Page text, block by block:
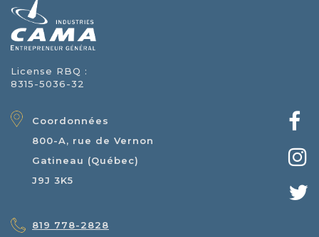
License RBQ :
8315-5036-32
Coordonnées
800-A, rue de Vernon
Gatineau (Québec)
J9J 3K5
819 778-2828